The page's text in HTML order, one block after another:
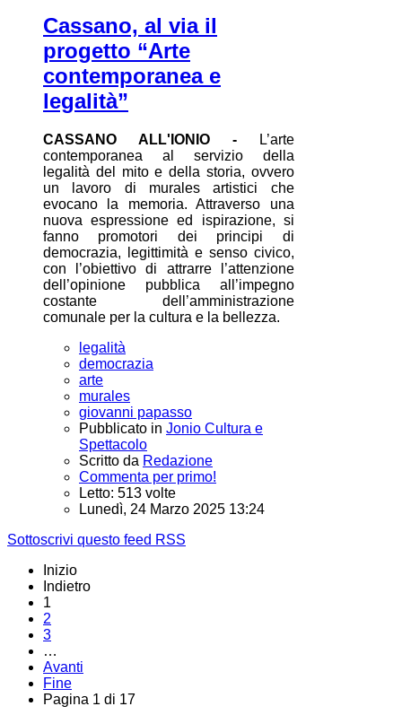
Cassano, al via il
progetto “Arte
contemporanea e
legalità”
CASSANO ALL'IONIO -L’arte
contemporanea al servizio della
legalità del mito e della storia, ovvero
un lavoro di murales artistici che
evocano la memoria. Attraverso una
nuova espressione ed ispirazione, si
fanno promotori dei principi di
democrazia, legittimità e senso civico,
con l’obiettivo di attrarre l’attenzione
dell’opinione pubblica all’impegno
costante dell’amministrazione
comunale per la cultura e la bellezza.
legalità
democrazia
arte
murales
giovanni papasso
Pubblicato in Jonio Cultura e
Spettacolo
Scritto da Redazione
Commenta per primo!
Letto: 513 volte
Lunedì, 24 Marzo 2025 13:24
Sottoscrivi questo feed RSS
Inizio
Indietro
1
2
3
…
Avanti
Fine
Pagina 1 di 17